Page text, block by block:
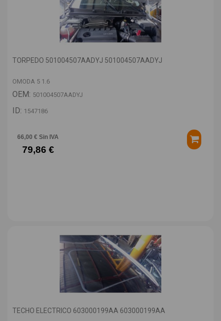
TORPEDO 501004507AADYJ 501004507AADYJ
OMODA 5 1.6
OEM: 501004507AADYJ
ID: 1547186
66,00 € Sin IVA
79,86 €
TECHO ELECTRICO 603000199AA 603000199AA